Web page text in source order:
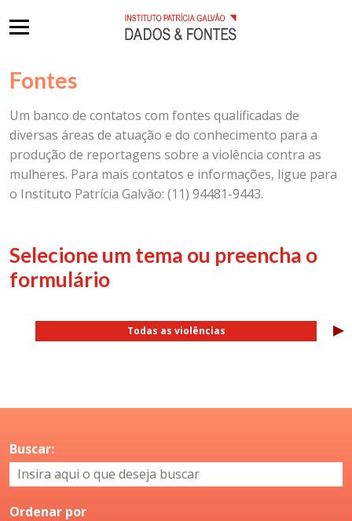
Fontes
Um banco de contatos com fontes qualificadas de
diversas áreas de atuação e do conhecimento para a
produção de reportagens sobre a violência contra as
mulheres. Para mais contatos e informações, ligue para
o Instituto Patrícia Galvão: (11) 94481-9443.
Selecione um tema ou preencha o
formulário
▸
Todas as violências
Buscar:
Ordenar por